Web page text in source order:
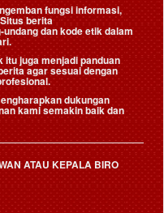
fungsi informasi,
berita
dan kode etik dalam
itu juga menjadi panduan
agar sesuai dengan
dukungan
kami semakin baik dan
ATAU KEPALA BIRO